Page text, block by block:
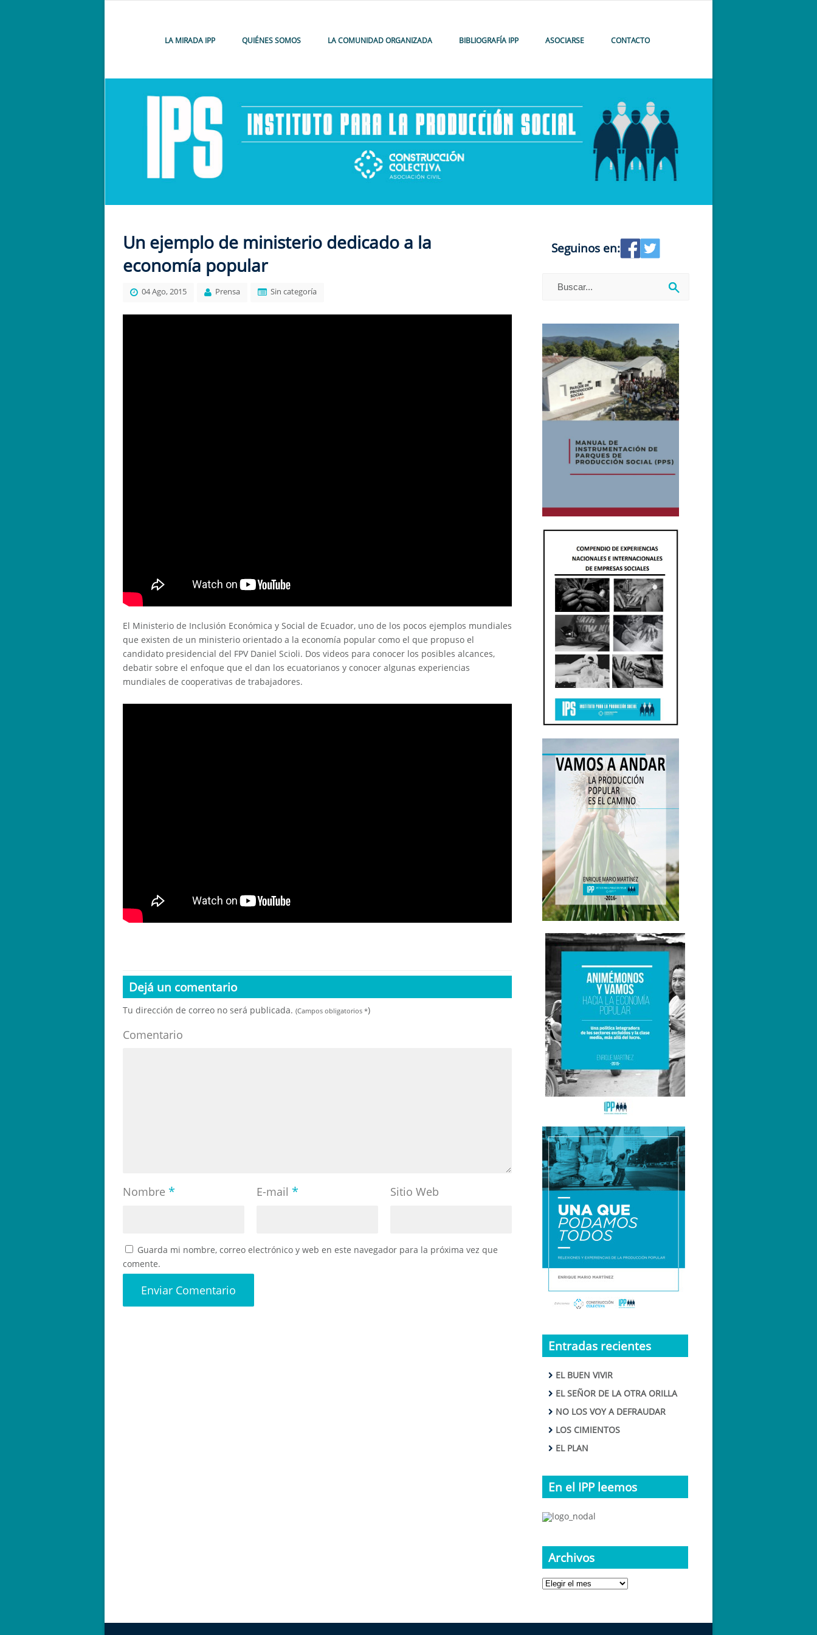
LA MIRADA IPP QUIÉNES SOMOS LA COMUNIDAD ORGANIZADA BIBLIOGRAFÍA IPP ASOCIARSE CONTACTO
Un ejemplo de ministerio dedicado a la
economía popular
04 Ago, 2015 Prensa Sin categoría
El Ministerio de Inclusión Económica y Social de Ecuador, uno de los pocos ejemplos mundiales
que existen de un ministerio orientado a la economía popular como el que propuso el
candidato presidencial del FPV Daniel Scioli. Dos videos para conocer los posibles alcances,
debatir sobre el enfoque que el dan los ecuatorianos y conocer algunas experiencias
mundiales de cooperativas de trabajadores.
Dejá un comentario
Tu dirección de correo no será publicada. (Campos obligatorios *)
Comentario
Nombre * E-mail * Sitio Web
Guarda mi nombre, correo electrónico y web en este navegador para la próxima vez que
comente.
Seguinos en:
Entradas recientes
EL BUEN VIVIR
EL SEÑOR DE LA OTRA ORILLA
NO LOS VOY A DEFRAUDAR
LOS CIMIENTOS
EL PLAN
En el IPP leemos
Archivos
Archivos